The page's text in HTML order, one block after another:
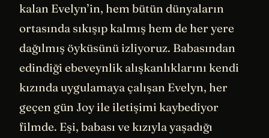
kalan Evelyn’in, hem bütün dünyaların
ortasında sıkışıp kalmış hem de her yere
dağılmış öyküsünü izliyoruz. Babasından
edindiği ebeveynlik alışkanlıklarını kendi
kızında uygulamaya çalışan Evelyn, her
geçen gün Joy ile iletişimi kaybediyor
filmde. Eşi, babası ve kızıyla yaşadığı